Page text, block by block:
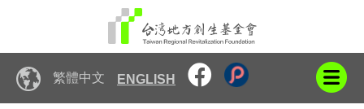
繁體中文 ENGLISH